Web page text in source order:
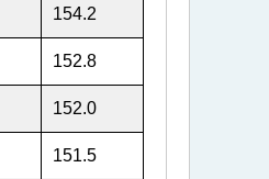
154.2
152.8
152.0
151.5